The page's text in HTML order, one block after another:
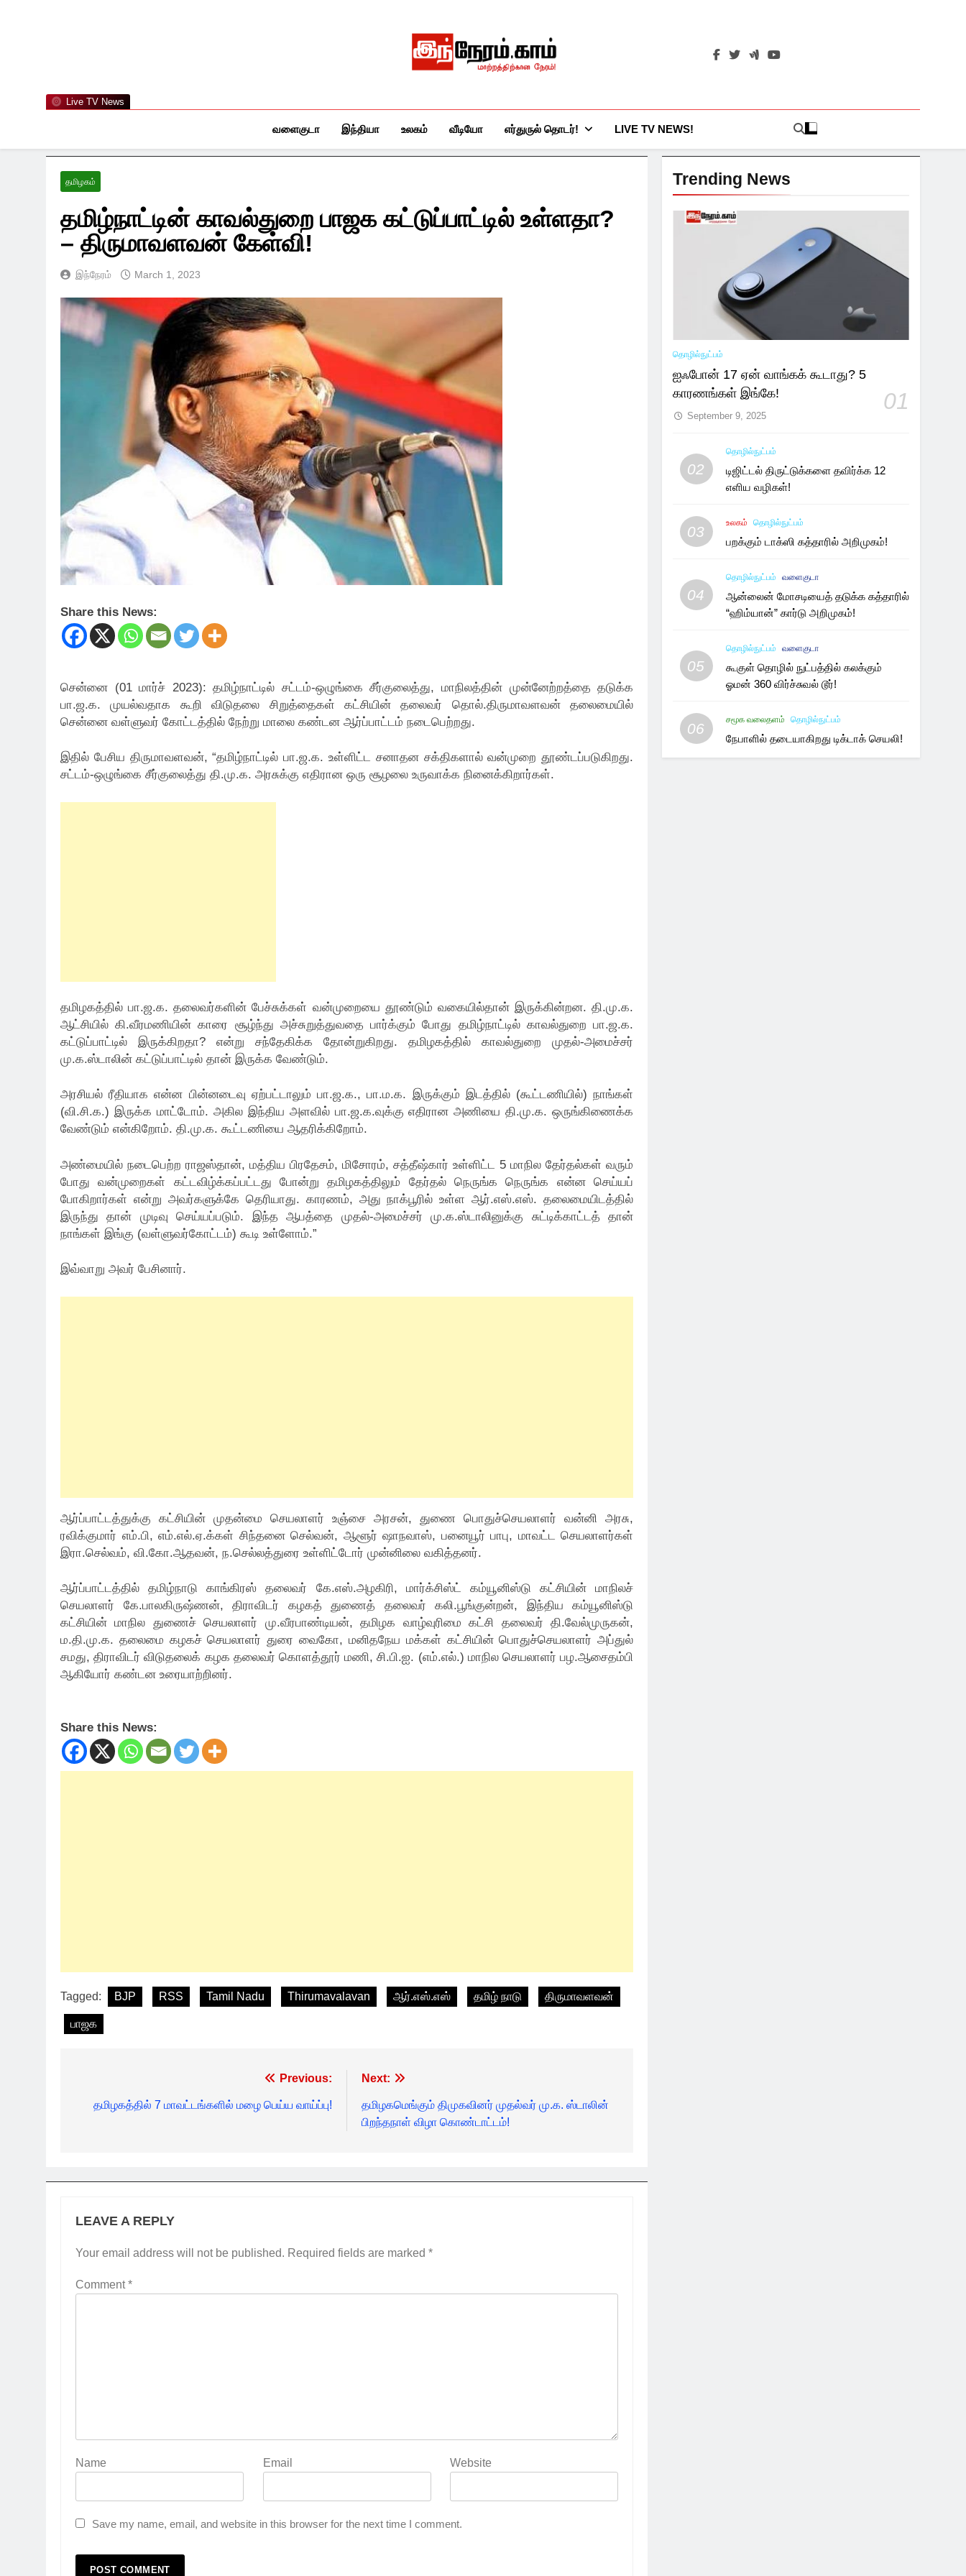
Live TV News இந்நேரம்.காம்
வளைகுடா இந்தியா உலகம் வீடியோ எர்துருல் தொடர்! LIVE TV NEWS!
தமிழகம்
தமிழ்நாட்டின் காவல்துறை பாஜக கட்டுப்பாட்டில் உள்ளதா?
– திருமாவளவன் கேள்வி!
இந்நேரம் March 1, 2023
Share this News:
சென்னை (01 மார்ச் 2023): தமிழ்நாட்டில் சட்டம்-ஒழுங்கை சீர்குலைத்து, மாநிலத்தின் முன்னேற்றத்தை தடுக்க
பா.ஜ.க. முயல்வதாக கூறி விடுதலை சிறுத்தைகள் கட்சியின் தலைவர் தொல்.திருமாவளவன் தலைமையில்
சென்னை வள்ளுவர் கோட்டத்தில் நேற்று மாலை கண்டன ஆர்ப்பாட்டம் நடைபெற்றது.
இதில் பேசிய திருமாவளவன், “தமிழ்நாட்டில் பா.ஜ.க. உள்ளிட்ட சனாதன சக்திகளால் வன்முறை தூண்டப்படுகிறது.
சட்டம்-ஒழுங்கை சீர்குலைத்து தி.மு.க. அரசுக்கு எதிரான ஒரு சூழலை உருவாக்க நினைக்கிறார்கள்.
தமிழகத்தில் பா.ஜ.க. தலைவர்களின் பேச்சுக்கள் வன்முறையை தூண்டும் வகையில்தான் இருக்கின்றன. தி.மு.க.
ஆட்சியில் கி.வீரமணியின் காரை சூழ்ந்து அச்சுறுத்துவதை பார்க்கும் போது தமிழ்நாட்டில் காவல்துறை பா.ஜ.க.
கட்டுப்பாட்டில் இருக்கிறதா? என்று சந்தேகிக்க தோன்றுகிறது. தமிழகத்தில் காவல்துறை முதல்-அமைச்சர்
மு.க.ஸ்டாலின் கட்டுப்பாட்டில் தான் இருக்க வேண்டும்.
அரசியல் ரீதியாக என்ன பின்னடைவு ஏற்பட்டாலும் பா.ஜ.க., பா.ம.க. இருக்கும் இடத்தில் (கூட்டணியில்) நாங்கள்
(வி.சி.க.) இருக்க மாட்டோம். அகில இந்திய அளவில் பா.ஜ.க.வுக்கு எதிரான அணியை தி.மு.க. ஒருங்கிணைக்க
வேண்டும் என்கிறோம். தி.மு.க. கூட்டணியை ஆதரிக்கிறோம்.
அண்மையில் நடைபெற்ற ராஜஸ்தான், மத்திய பிரதேசம், மிசோரம், சத்தீஷ்கார் உள்ளிட்ட 5 மாநில தேர்தல்கள் வரும்
போது வன்முறைகள் கட்டவிழ்க்கப்பட்டது போன்று தமிழகத்திலும் தேர்தல் நெருங்க நெருங்க என்ன செய்யப்
போகிறார்கள் என்று அவர்களுக்கே தெரியாது. காரணம், அது நாக்பூரில் உள்ள ஆர்.எஸ்.எஸ். தலைமையிடத்தில்
இருந்து தான் முடிவு செய்யப்படும். இந்த ஆபத்தை முதல்-அமைச்சர் மு.க.ஸ்டாலினுக்கு சுட்டிக்காட்டத் தான்
நாங்கள் இங்கு (வள்ளுவர்கோட்டம்) கூடி உள்ளோம்.”
இவ்வாறு அவர் பேசினார்.
ஆர்ப்பாட்டத்துக்கு கட்சியின் முதன்மை செயலாளர் உஞ்சை அரசன், துணை பொதுச்செயலாளர் வன்னி அரசு,
ரவிக்குமார் எம்.பி, எம்.எல்.ஏ.க்கள் சிந்தனை செல்வன், ஆளூர் ஷாநவாஸ், பனையூர் பாபு, மாவட்ட செயலாளர்கள்
இரா.செல்வம், வி.கோ.ஆதவன், ந.செல்லத்துரை உள்ளிட்டோர் முன்னிலை வகித்தனர்.
ஆர்ப்பாட்டத்தில் தமிழ்நாடு காங்கிரஸ் தலைவர் கே.எஸ்.அழகிரி, மார்க்சிஸ்ட் கம்யூனிஸ்டு கட்சியின் மாநிலச்
செயலாளர் கே.பாலகிருஷ்ணன், திராவிடர் கழகத் துணைத் தலைவர் கலி.பூங்குன்றன், இந்திய கம்யூனிஸ்டு
கட்சியின் மாநில துணைச் செயலாளர் மு.வீரபாண்டியன், தமிழக வாழ்வுரிமை கட்சி தலைவர் தி.வேல்முருகன்,
ம.தி.மு.க. தலைமை கழகச் செயலாளர் துரை வைகோ, மனிதநேய மக்கள் கட்சியின் பொதுச்செயலாளர் அப்துல்
சமது, திராவிடர் விடுதலைக் கழக தலைவர் கொளத்தூர் மணி, சி.பி.ஐ. (எம்.எல்.) மாநில செயலாளர் பழ.ஆசைதம்பி
ஆகியோர் கண்டன உரையாற்றினர்.
Share this News:
Tagged: BJP RSS Tamil Nadu Thirumavalavan ஆர்.எஸ்.எஸ் தமிழ் நாடு திருமாவளவன்
பாஜக
navigation
Previous:
தமிழகத்தில் 7 மாவட்டங்களில் மழை பெய்ய வாய்ப்பு!
Next:
தமிழகமெங்கும் திமுகவினர் முதல்வர் மு.க. ஸ்டாலின்
பிறந்தநாள் விழா கொண்டாட்டம்!
LEAVE A REPLY
Your email address will not be published. Required fields are marked *
Comment*
Name Email Website
Save my name, email, and website in this browser for the next time I comment.
Trending News
தொழில்நுட்பம்
ஐஃபோன் 17 ஏன் வாங்கக் கூடாது? 5
காரணங்கள் இங்கே!
01
September 9, 2025
02
தொழில்நுட்பம்
டிஜிட்டல் திருட்டுக்களை தவிர்க்க 12
எளிய வழிகள்!
03
உலகம் தொழில்நுட்பம்
பறக்கும் டாக்ஸி கத்தாரில் அறிமுகம்!
04
தொழில்நுட்பம் வளைகுடா
ஆன்லைன் மோசடியைத் தடுக்க கத்தாரில்
“ஹிம்யான்” கார்டு அறிமுகம்!
05
தொழில்நுட்பம் வளைகுடா
கூகுள் தொழில் நுட்பத்தில் கலக்கும்
ஓமன் 360 விர்ச்சுவல் டூர்!
06
சமூக வலைதளம் தொழில்நுட்பம்
நேபாளில் தடையாகிறது டிக்டாக் செயலி!